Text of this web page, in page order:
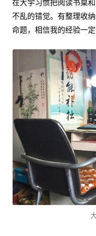
在大学习惯把阅读书桌
不乱的错觉。有整理收
命题，相信我的经验一定